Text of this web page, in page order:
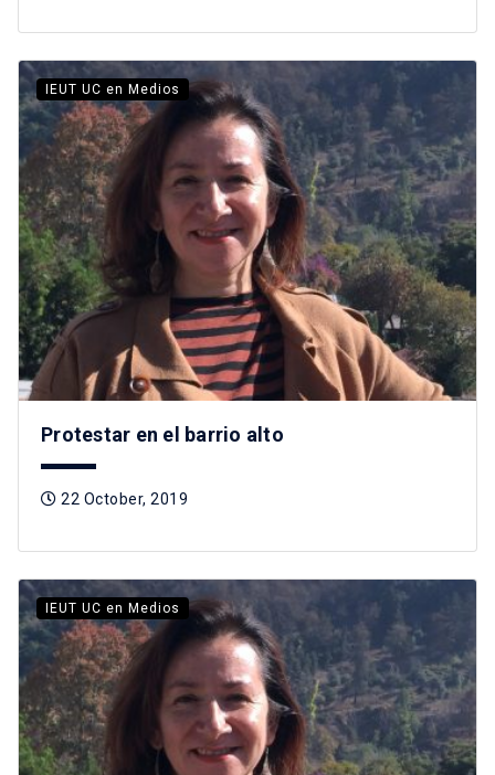
IEUT UC en Medios
Protestar en el barrio alto
22 October, 2019
IEUT UC en Medios